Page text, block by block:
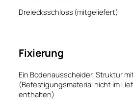
Dreiecksschloss (mitgeliefert)
Fixierung
Ein Bodenausscheider, Struktur
(Befestigungsmaterial nicht im
enthalten)